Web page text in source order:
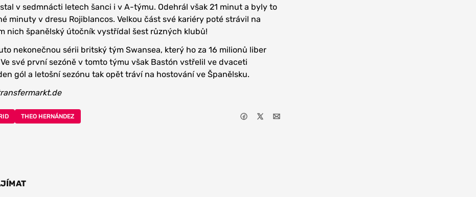
v sedmnácti letech šanci i v A-týmu. Odehrál však 21 minut a byly to
minuty v dresu Rojiblancos. Velkou část své kariéry poté strávil na
nich španělský útočník vystřídal šest různých klubů!
nekonečnou sérii britský tým Swansea, který ho za 16 milionů liber
své první sezóně v tomto týmu však Bastón vstřelil ve dvaceti
gól a letošní sezónu tak opět tráví na hostování ve Španělsku.
THEO HERNÁNDEZ